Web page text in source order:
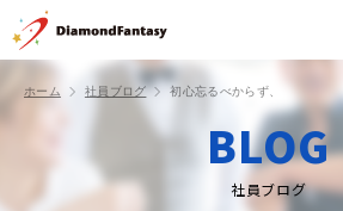
ホーム 社員ブログ 初心忘るべからず、
BLOG
社員ブログ